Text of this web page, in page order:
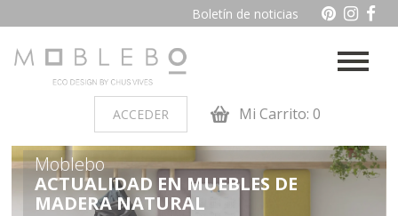
Boletín de noticias
ACCEDER Mi Carrito: 0
PRODUCTOS POR AMBIENTES
Moblebo
ACTUALIDAD EN MUEBLES DE
MADERA NATURAL